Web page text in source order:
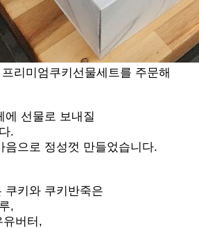
리미엄쿠키선물세트를 주문해
에 선물로 보내질
.
음으로 정성껏 만들었습니다.
쿠키와 쿠키반죽은
,
버터,